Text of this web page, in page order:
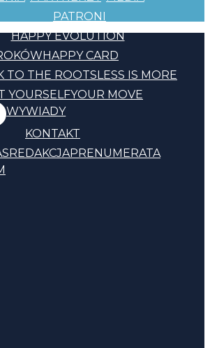
PATRONI
HAPPY EVOLUTION
HAPPY CARD
TO THE ROOTSLESS IS MORE
YOURSELFYOUR MOVE
KONTAKT
REDAKCJAPRENUMERATA
WYWIADY